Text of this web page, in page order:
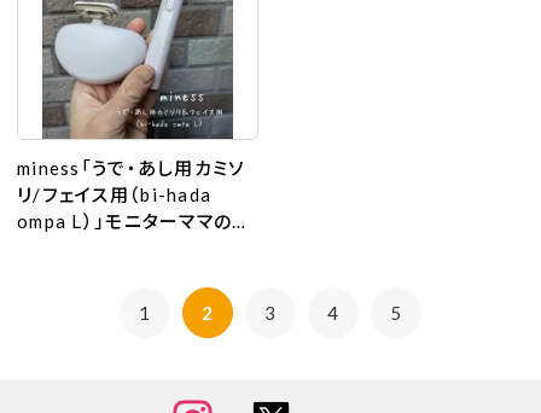
miness「うで・あし用カミソ
リ/フェイス用（bi-hada
ompa L）」モニターママの口
1 2 3 4 5